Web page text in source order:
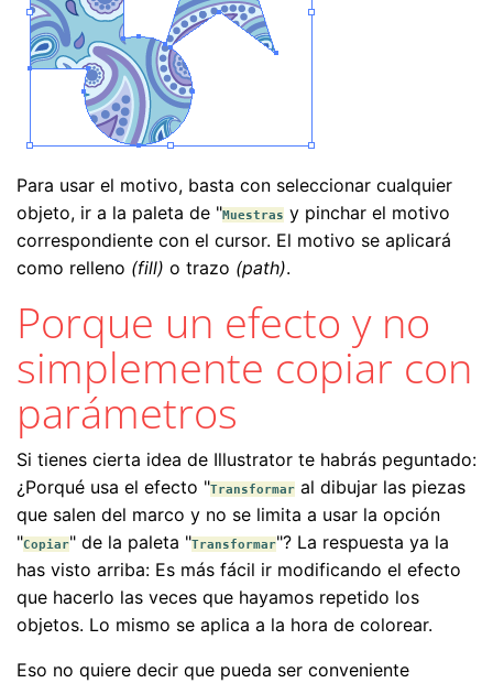
Para usar el motivo, basta con seleccionar cualquier
objeto, ir a la paleta de "Muestras y pinchar el motivo
correspondiente con el cursor. El motivo se aplicará
como relleno (fill) o trazo (path).
Porque un efecto y no
simplemente copiar con
parámetros
Si tienes cierta idea de Illustrator te habrás peguntado:
¿Porqué usa el efecto "Transformar al dibujar las piezas
que salen del marco y no se limita a usar la opción
"Copiar" de la paleta "Transformar"? La respuesta ya la
has visto arriba: Es más fácil ir modificando el efecto
que hacerlo las veces que hayamos repetido los
objetos. Lo mismo se aplica a la hora de colorear.
Eso no quiere decir que pueda ser conveniente